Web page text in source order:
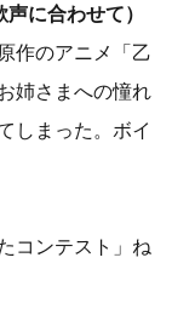
に合わせて）
作のアニメ「乙
姉さまへの憧れ
しまった。ボイ
コンテスト」ね